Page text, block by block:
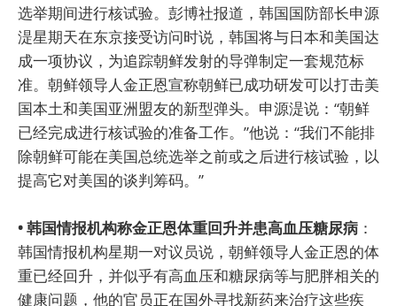
选举期间进行核试验。彭博社报道，韩国国防部长申源
湜星期天在东京接受访问时说，韩国将与日本和美国达
成一项协议，为追踪朝鲜发射的导弹制定一套规范标
准。朝鲜领导人金正恩宣称朝鲜已成功研发可以打击美
国本土和美国亚洲盟友的新型弹头。申源湜说：“朝鲜
已经完成进行核试验的准备工作。”他说：“我们不能排
除朝鲜可能在美国总统选举之前或之后进行核试验，以
提高它对美国的谈判筹码。”
• 韩国情报机构称金正恩体重回升并患高血压糖尿病 ：
韩国情报机构星期一对议员说，朝鲜领导人金正恩的体
重已经回升，并似乎有高血压和糖尿病等与肥胖相关的
健康问题，他的官员正在国外寻找新药来治疗这些疾